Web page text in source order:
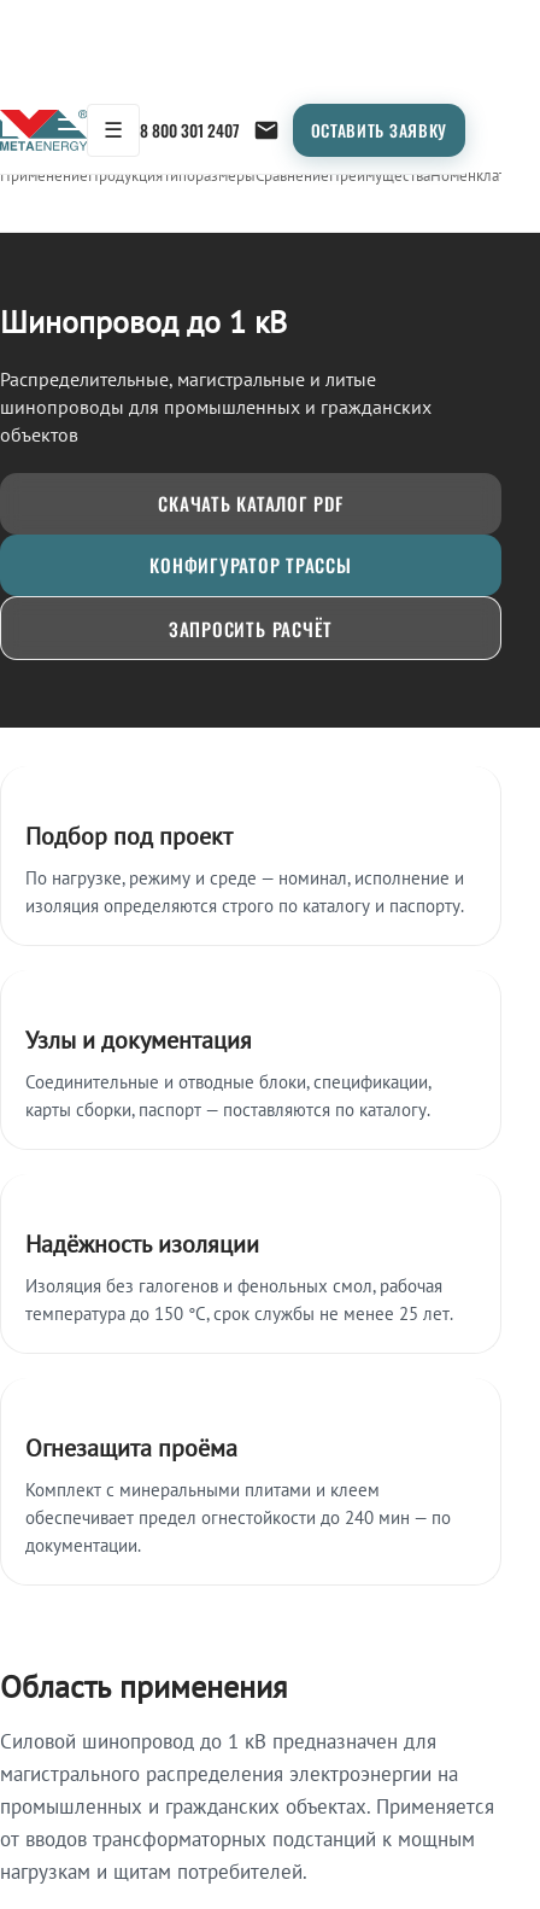
☰ 8 800 301 2407 ОСТАВИТЬ ЗАЯВКУ
← Продукция/ШИНОПРОВОД
ПрименениеПродукцияТипоразмерыСравнениеПреимуществаНоменклатура
Шинопровод до 1 кВ
Распределительные, магистральные и литые
шинопроводы для промышленных и гражданских
объектов
СКАЧАТЬ КАТАЛОГ PDF
КОНФИГУРАТОР ТРАССЫ
ЗАПРОСИТЬ РАСЧЁТ
Подбор под проект
По нагрузке, режиму и среде — номинал, исполнение и
изоляция определяются строго по каталогу и паспорту.
Узлы и документация
Соединительные и отводные блоки, спецификации,
карты сборки, паспорт — поставляются по каталогу.
Надёжность изоляции
Изоляция без галогенов и фенольных смол, рабочая
температура до 150 °C, срок службы не менее 25 лет.
Огнезащита проёма
Комплект с минеральными плитами и клеем
обеспечивает предел огнестойкости до 240 мин — по
документации.
Область применения
Силовой шинопровод до 1 кВ предназначен для
магистрального распределения электроэнергии на
промышленных и гражданских объектах. Применяется
от вводов трансформаторных подстанций к мощным
нагрузкам и щитам потребителей.